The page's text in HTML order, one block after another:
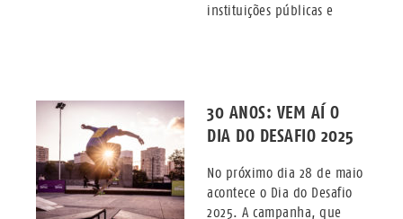
instituições públicas e
30 ANOS: VEM AÍ O
DIA DO DESAFIO 2025
No próximo dia 28 de maio
acontece o Dia do Desafio
2025. A campanha, que